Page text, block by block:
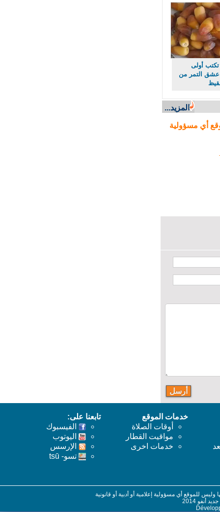
أولى
التمر من
المزيد...
أي مسؤولية
خدمات الموقع
أوقات الصلاة
مواقيت القطار
خدمات اخرى
تابعنا على:
الفيسبوك
اليوتوب
اﻹرسس
تسو- tsū
للموقع أي مسؤولية إعلامية أو أدبية أو قانونية
2014